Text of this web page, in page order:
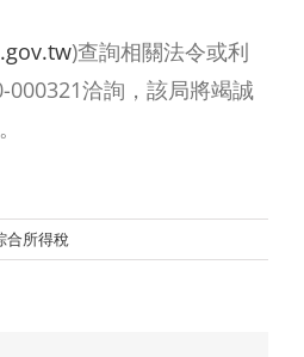
)查詢相關法令或利
000321洽詢，該局將竭誠
合所得稅